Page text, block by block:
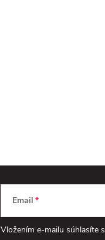
Email
Vložením e-mailu súhlasíte s